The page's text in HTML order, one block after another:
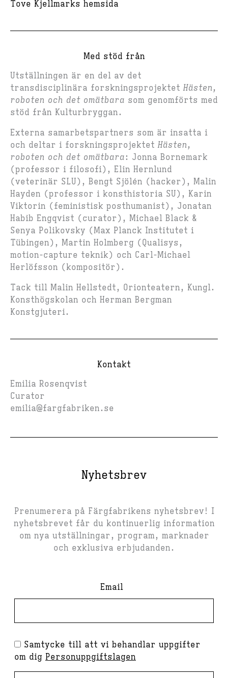
Tove Kjellmarks hemsida
Med stöd från
Utställningen är en del av det
transdisciplinära forskningsprojektet Hästen,
roboten och det omätbara som genomförts med
stöd från Kulturbryggan.
Externa samarbetspartners som är insatta i
och deltar i forskningsprojektet Hästen,
roboten och det omätbara: Jonna Bornemark
(professor i filosofi), Elin Hernlund
(veterinär SLU), Bengt Sjölén (hacker), Malin
Hayden (professor i konsthistoria SU), Karin
Viktorin (feministisk posthumanist), Jonatan
Habib Engqvist (curator), Michael Black &
Senya Polikovsky (Max Planck Institutet i
Tübingen), Martin Holmberg (Qualisys,
motion-capture teknik) och Carl-Michael
Herlöfsson (kompositör).
Tack till Malin Hellstedt, Orionteatern, Kungl.
Konsthögskolan och Herman Bergman
Konstgjuteri.
Kontakt
Emilia Rosenqvist
Curator
emilia@fargfabriken.se
Nyhetsbrev
Prenumerera på Färgfabrikens nyhetsbrev! I
nyhetsbrevet får du kontinuerlig information
om nya utställningar, program, marknader
och exklusiva erbjudanden.
Email
Samtycke till att vi behandlar uppgifter
om dig Personuppgiftslagen